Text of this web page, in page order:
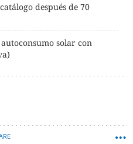
después de 70
solar con